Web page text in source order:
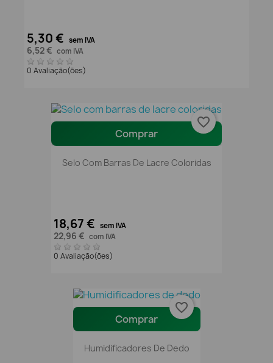
5,30 € sem IVA
6,52 € com IVA
0 Avaliação(ões)
Comprar
Selo Com Barras De Lacre Coloridas
18,67 € sem IVA
22,96 € com IVA
0 Avaliação(ões)
favorite_border
Comprar
Humidificadores De Dedo
favorite_border